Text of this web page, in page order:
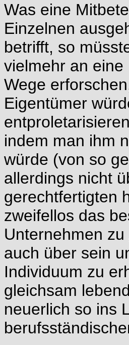
Was eine
Einzelnen
betrifft, so
vielmehr an
Wege
Eigentümer
indem man ihm
würde (von so
allerdings nicht
gerechtfertigten
zweifellos das
Unternehmen
auch über sein
Individuum zu
gleichsam
neuerlich so ins